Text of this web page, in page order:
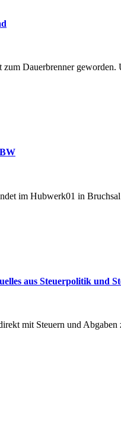
Dauerbrenner geworden.
im Hubwerk01 in
aus Steuerpolitik und
mit Steuern und